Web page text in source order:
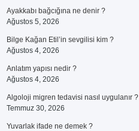
Ayakkabı bağcığına ne denir ?
Ağustos 5, 2026
Bilge Kağan Etil’in sevgilisi kim ?
Ağustos 4, 2026
Anlatım yapısı nedir ?
Ağustos 4, 2026
Algoloji migren tedavisi nasıl uygulanır ?
Temmuz 30, 2026
Yuvarlak ifade ne demek ?